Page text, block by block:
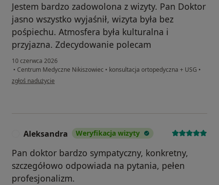
Jestem bardzo zadowolona z wizyty. Pan Doktor
jasno wszystko wyjaśnił, wizyta była bez
pośpiechu. Atmosfera była kulturalna i
przyjazna. Zdecydowanie polecam
10 czerwca 2026
• Centrum Medyczne Nikiszowiec • konsultacja ortopedyczna + USG •
w opinii użytkownika Marlena
zgłoś nadużycie
Aleksandra Weryfikacja wizyty
Pan doktor bardzo sympatyczny, konkretny,
szczegółowo odpowiada na pytania, pełen
profesjonalizm.